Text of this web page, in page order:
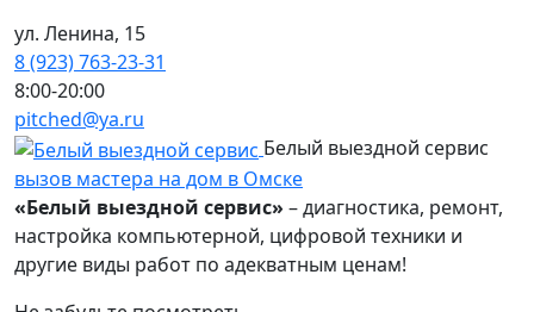
ул. Ленина, 15
8 (923) 763-23-31
8:00-20:00
pitched@ya.ru
Белый выездной сервис
вызов мастера на дом в Омске
«Белый выездной сервис» – диагностика, ремонт,
настройка компьютерной, цифровой техники и
другие виды работ по адекватным ценам!